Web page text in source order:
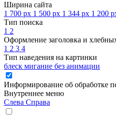
Ширина сайта
1 700 px 1 500 px 1 344 px 1 200
Тип поиска
1 2
Оформление заголовка и
1 2 3 4
Тип наведения на картинки
блеск мигание без анимации
Информирование об обработке
Внутреннее меню
Слева Справа